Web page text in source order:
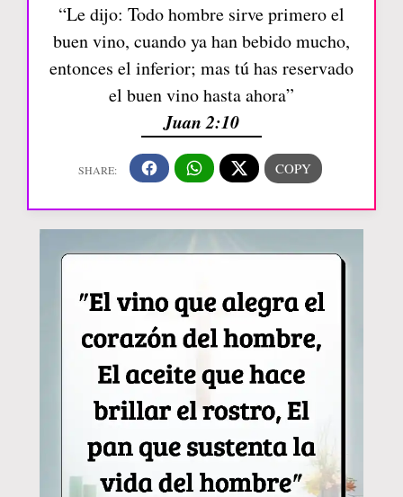
“Le dijo: Todo hombre sirve primero el
buen vino, cuando ya han bebido mucho,
entonces el inferior; mas tú has reservado
el buen vino hasta ahora”
Juan 2:10